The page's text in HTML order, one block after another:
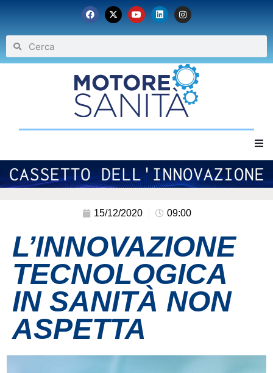
Home
Eventi
Archivio
Contatti
Grandi eventi
15/12/2020 09:00
L’INNOVAZIONE
TECNOLOGICA
IN SANITÀ NON
ASPETTA